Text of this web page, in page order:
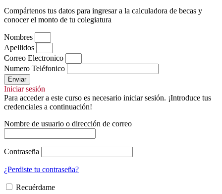
Compártenos tus datos para ingresar a la calculadora de becas y
conocer el monto de tu colegiatura
Nombres
Apellidos
Correo Electronico
Numero Teléfonico
Enviar
Iniciar sesión
Para acceder a este curso es necesario iniciar sesión. ¡Introduce tus
credenciales a continuación!
Nombre de usuario o dirección de correo
Contraseña
¿Perdiste tu contraseña?
Recuérdame